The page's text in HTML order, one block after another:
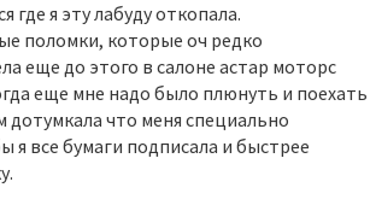
где я эту лабуду откопала.
поломки, которые оч редко
еще до этого в салоне астар моторс
еще мне надо было плюнуть и поехать
дотумкала что меня специально
я все бумаги подписала и быстрее